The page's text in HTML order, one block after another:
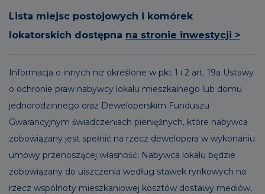
Lista miejsc postojowych i komórek
lokatorskich dostępna na stronie inwestycji >
Informacja o innych niż określone w pkt 1 i 2 art. 19a Ustawy
o ochronie praw nabywcy lokalu mieszkalnego lub domu
jednorodzinnego oraz Deweloperskim Funduszu
Gwarancyjnym świadczeniach pieniężnych, które nabywca
zobowiązany jest spełnić na rzecz dewelopera w wykonaniu
umowy przenoszącej własność: Nabywca lokalu będzie
zobowiązany do uiszczenia według stawek rynkowych na
rzecz wspólnoty mieszkaniowej kosztów dostawy mediów,